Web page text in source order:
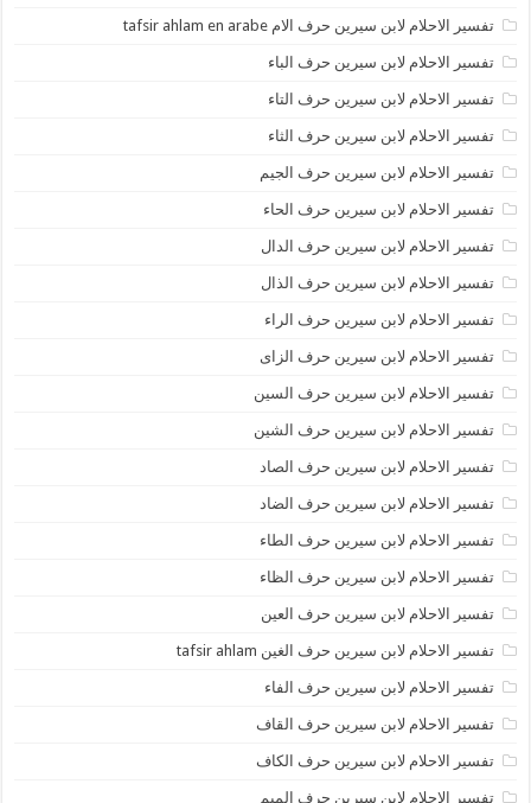
تفسير الاحلام لابن سيرين حرف الام tafsir ahlam en arabe
تفسير الاحلام لابن سيرين حرف الباء
تفسير الاحلام لابن سيرين حرف التاء
تفسير الاحلام لابن سيرين حرف الثاء
تفسير الاحلام لابن سيرين حرف الجيم
تفسير الاحلام لابن سيرين حرف الحاء
تفسير الاحلام لابن سيرين حرف الدال
تفسير الاحلام لابن سيرين حرف الذال
تفسير الاحلام لابن سيرين حرف الراء
تفسير الاحلام لابن سيرين حرف الزاى
تفسير الاحلام لابن سيرين حرف السين
تفسير الاحلام لابن سيرين حرف الشين
تفسير الاحلام لابن سيرين حرف الصاد
تفسير الاحلام لابن سيرين حرف الضاد
تفسير الاحلام لابن سيرين حرف الطاء
تفسير الاحلام لابن سيرين حرف الظاء
تفسير الاحلام لابن سيرين حرف العين
تفسير الاحلام لابن سيرين حرف الغين tafsir ahlam
تفسير الاحلام لابن سيرين حرف الفاء
تفسير الاحلام لابن سيرين حرف القاف
تفسير الاحلام لابن سيرين حرف الكاف
تفسير الاحلام لابن سيرين حرف الميم